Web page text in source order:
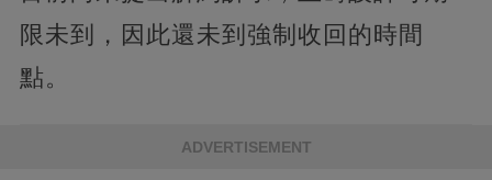
限未到，因此還未到強制收回的時間
點。
ADVERTISEMENT